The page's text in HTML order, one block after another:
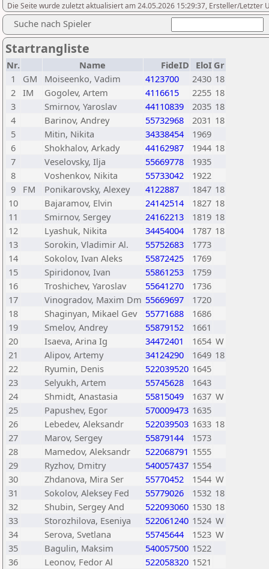
Die Seite wurde zuletzt aktualisiert am 24.05.2026 15:29:37, Ersteller/Letzter
Suche nach Spieler
Startrangliste
Nr. Name FideID EloI Gr
1
GM Moiseenko, Vadim 4123700 2430 18
2 IM Gogolev, Artem 4116615 2255 18
3
Smirnov, Yaroslav 44110839 2035 18
4
Barinov, Andrey 55732968 2031 18
5
Mitin, Nikita 34338454
1969
6
Shokhalov, Arkady 44162987 1944 18
7
Veselovsky, Ilja 55669778
1935
8
Voshenkov, Nikita 55733042
1922
9
FM Ponikarovsky, Alexey 4122887 1847 18
10
Bajaramov, Elvin 24142514 1827 18
11
Smirnov, Sergey 24162213 1819 18
12
Lyashuk, Nikita 34454004 1787 18
13
Sorokin, Vladimir Al. 55752683
1773
14
Sokolov, Ivan Aleks 55872425
1769
15
Spiridonov, Ivan 55861253
1759
16
Troshichev, Yaroslav 55641270
1736
17
Vinogradov, Maxim Dm 55669697
1720
18
Shaginyan, Mikael Gev 55771688
1686
19
Smelov, Andrey 55879152
1661
20
Isaeva, Arina Ig 34472401 1654 W
21
Alipov, Artemy 34124290 1649 18
22
Ryumin, Denis 522039520 1645
23
Selyukh, Artem 55745628
1643
24
Shmidt, Anastasia 55815049 1637 W
25
Papushev, Egor 570009473 1635
26
Lebedev, Aleksandr 522039503 1633 18
27
Marov, Sergey 55879144
1573
28
Mamedov, Aleksandr 522068791 1555
29
Ryzhov, Dmitry 540057437 1554
30
Zhdanova, Mira Ser 55770452 1544 W
31
Sokolov, Aleksey Fed 55779026 1532 18
32
Shubin, Sergey And 522093060 1530 18
33
Storozhilova, Eseniya 522061240 1524 W
34
Serova, Svetlana 55745644 1523 W
35
Bagulin, Maksim 540057500 1522
36
Leonov, Fedor Al 522058320 1521